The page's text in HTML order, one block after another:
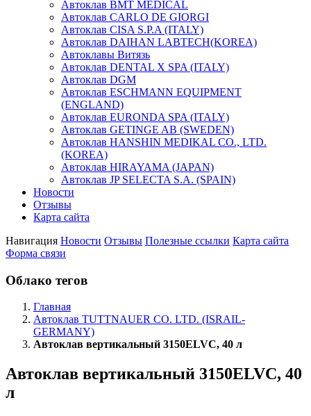
Автоклав BMT MEDICAL
Автоклав CARLO DE GIORGI
Автоклав CISA S.P.A (ITALY)
Автоклав DAIHAN LABTECH(KOREA)
Автоклавы Витязь
Автоклав DENTAL X SPA (ITALY)
Автоклав DGM
Автоклав ESCHMANN EQUIPMENT
(ENGLAND)
Автоклав EURONDA SPA (ITALY)
Автоклав GETINGE AB (SWEDEN)
Автоклав HANSHIN MEDIKAL CO., LTD.
(KOREA)
Автоклав HIRAYAMA (JAPAN)
Автоклав JP SELECTA S.A. (SPAIN)
Новости
Отзывы
Карта сайта
Навигация Новости Отзывы Полезные ссылки Карта сайта
Форма связи
Облако тегов
Главная
Автоклав TUTTNAUER CO. LTD. (ISRAIL-
GERMANY)
Автоклав вертикальный 3150ELVC, 40 л
Автоклав вертикальный 3150ELVC, 40
л